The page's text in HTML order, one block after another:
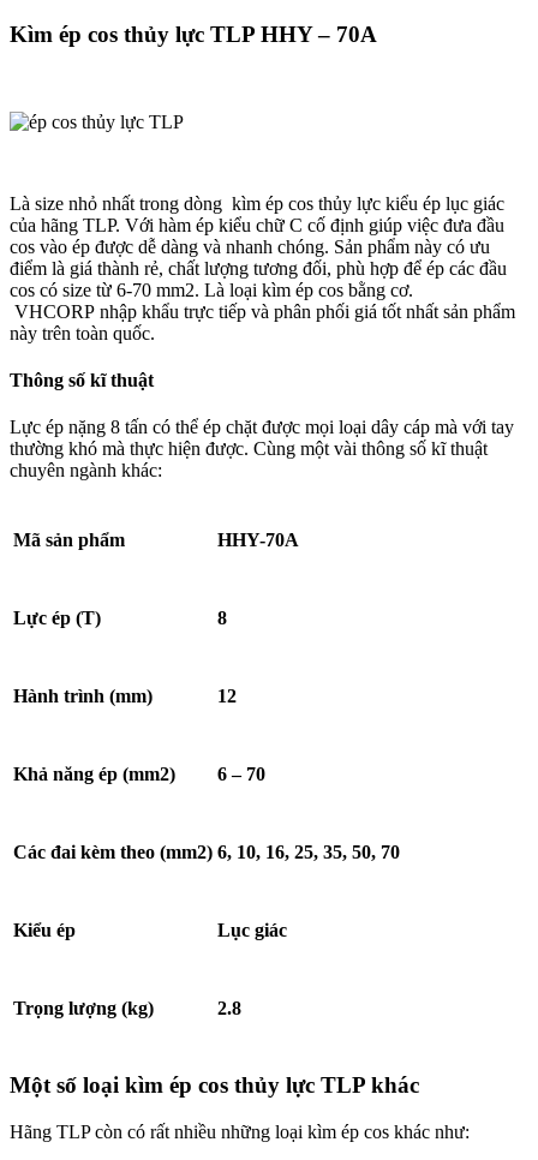
Kìm ép cos thủy lực TLP HHY – 70A
Là size nhỏ nhất trong dòng kìm ép cos thủy lực kiểu ép lục giác
của hãng TLP. Với hàm ép kiểu chữ C cố định giúp việc đưa đầu
cos vào ép được dễ dàng và nhanh chóng. Sản phẩm này có ưu
điểm là giá thành rẻ, chất lượng tương đối, phù hợp để ép các đầu
cos có size từ 6-70 mm2. Là loại kìm ép cos bằng cơ.
VHCORP nhập khẩu trực tiếp và phân phối giá tốt nhất sản phẩm
này trên toàn quốc.
Thông số kĩ thuật
Lực ép nặng 8 tấn có thể ép chặt được mọi loại dây cáp mà với tay
thường khó mà thực hiện được. Cùng một vài thông số kĩ thuật
chuyên ngành khác:
Mã sản phẩm HHY-70A
Lực ép (T) 8
Hành trình (mm) 12
Khả năng ép (mm2) 6 – 70
Các đai kèm theo (mm2) 6, 10, 16, 25, 35, 50, 70
Kiểu ép Lục giác
Trọng lượng (kg) 2.8
Một số loại kìm ép cos thủy lực TLP khác
Hãng TLP còn có rất nhiều những loại kìm ép cos khác như: